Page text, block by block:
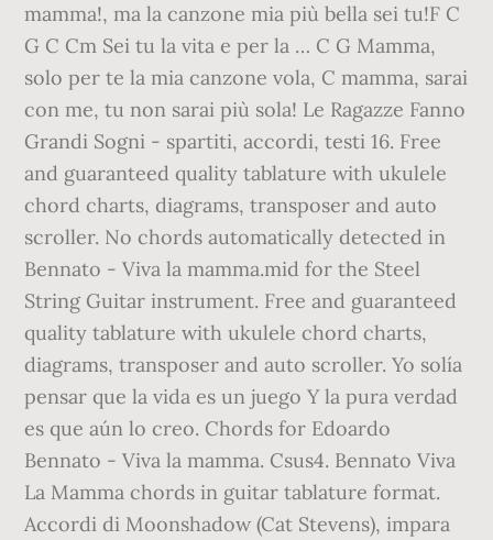
mamma!, ma la canzone mia più bella sei tu!F C
G C Cm Sei tu la vita e per la … C G Mamma,
solo per te la mia canzone vola, C mamma, sarai
con me, tu non sarai più sola! Le Ragazze Fanno
Grandi Sogni - spartiti, accordi, testi 16. Free
and guaranteed quality tablature with ukulele
chord charts, diagrams, transposer and auto
scroller. No chords automatically detected in
Bennato - Viva la mamma.mid for the Steel
String Guitar instrument. Free and guaranteed
quality tablature with ukulele chord charts,
diagrams, transposer and auto scroller. Yo solía
pensar que la vida es un juego Y la pura verdad
es que aún lo creo. Chords for Edoardo
Bennato - Viva la mamma. Csus4. Bennato Viva
La Mamma chords in guitar tablature format.
Accordi di Moonshadow (Cat Stevens), impara